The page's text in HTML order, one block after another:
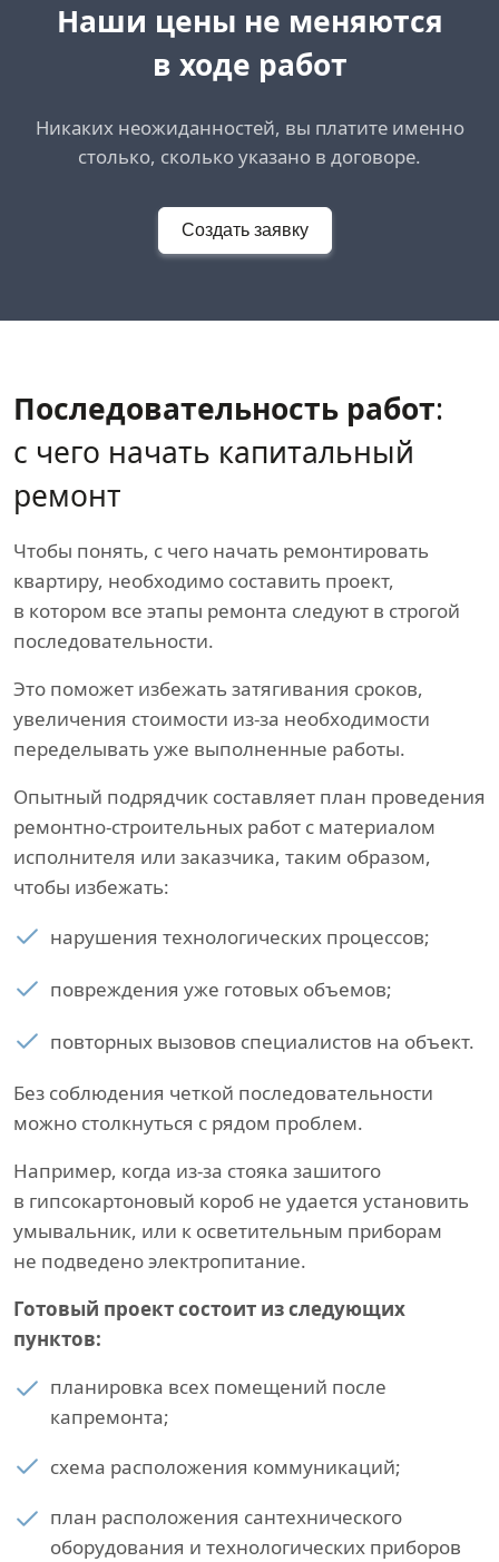
Наши цены не меняются
в ходе работ
Никаких неожиданностей, вы платите именно
столько, сколько указано в договоре.
Создать заявку
Последовательность работ:
с чего начать капитальный
ремонт
Чтобы понять, с чего начать ремонтировать
квартиру, необходимо составить проект,
в котором все этапы ремонта следуют в строгой
последовательности.
Это поможет избежать затягивания сроков,
увеличения стоимости из-за необходимости
переделывать уже выполненные работы.
Опытный подрядчик составляет план проведения
ремонтно-строительных работ с материалом
исполнителя или заказчика, таким образом,
чтобы избежать:
нарушения технологических процессов;
повреждения уже готовых объемов;
повторных вызовов специалистов на объект.
Без соблюдения четкой последовательности
можно столкнуться с рядом проблем.
Например, когда из-за стояка зашитого
в гипсокартоновый короб не удается установить
умывальник, или к осветительным приборам
не подведено электропитание.
Готовый проект состоит из следующих
пунктов:
планировка всех помещений после
капремонта;
схема расположения коммуникаций;
план расположения сантехнического
оборудования и технологических приборов